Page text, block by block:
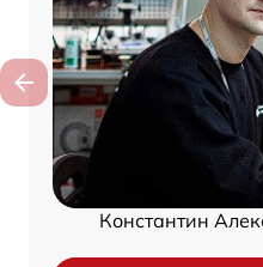
Константин